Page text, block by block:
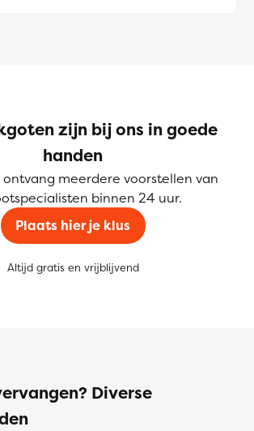
zijn bij ons in goede
handen
meerdere voorstellen van
binnen 24 uur.
Plaats hier je klus
Altijd gratis en vrijblijvend
Diverse